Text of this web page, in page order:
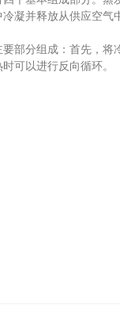
凝并释放从供应空气
分组成：首先，将冷
可以进行反向循环。